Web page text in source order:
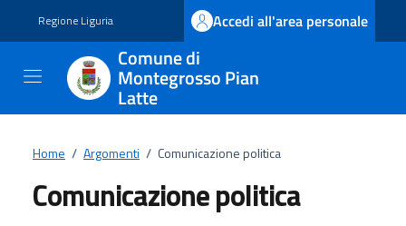
Regione Liguria Accedi all'area personale
Comune di
Montegrosso Pian
Latte
Home / Argomenti / Comunicazione politica
Comunicazione politica